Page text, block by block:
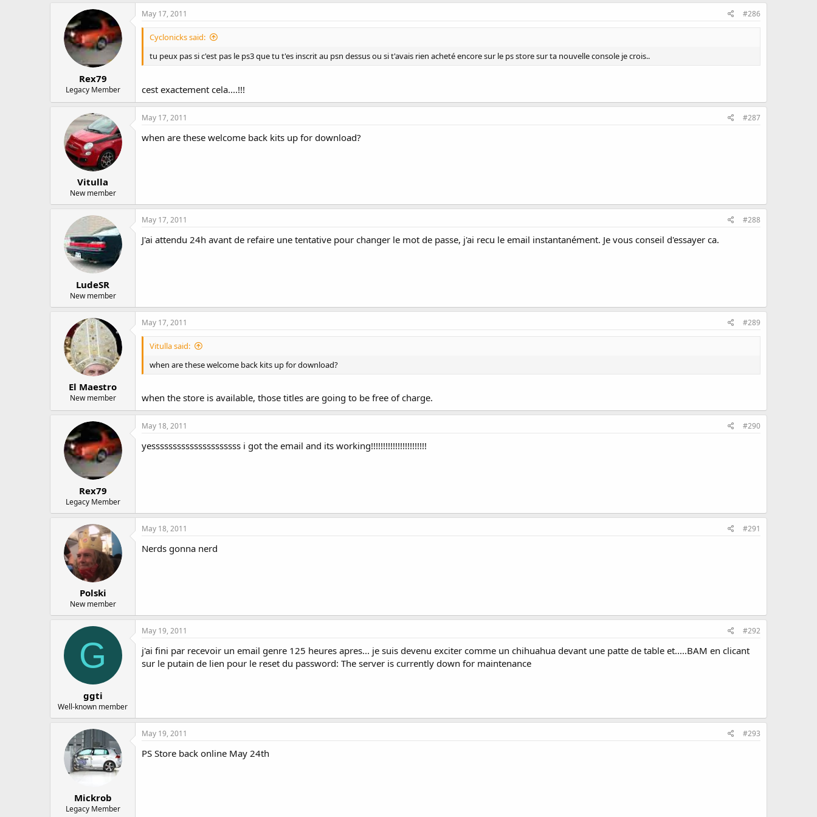
* You will have access to the PS Plus content planned for May for 30 days.
and premium avatars are yours to keep forever.
* For Germany, Pursuit Force and Killzone Liberation will be replaced with JUNGLE PARTY and Everybody's Golf 2 in the selection of PSP games.
Rex79
Legacy Member
May 17, 2011 #286
Cyclonicks said:
tu peux pas si c'est pas le ps3 que tu t'es inscrit au psn dessus ou si t'avais rien acheté encore sur le ps store sur ta nouvelle console je crois..
cest exactement cela....!!!
Vitulla
New member
May 17, 2011 #287
when are these welcome back kits up for download?
LudeSR
New member
May 17, 2011 #288
J'ai attendu 24h avant de refaire une tentative pour changer le mot de passe, j'ai recu le email instantanément. Je vous conseil d'essayer ca.
El Maestro
New member
May 17, 2011 #289
Vitulla said:
when are these welcome back kits up for download?
when the store is available, those titles are going to be free of charge.
Rex79
Legacy Member
May 18, 2011 #290
yesssssssssssssssssssss i got the email and its working!!!!!!!!!!!!!!!!!!!!!!!
Polski
New member
May 18, 2011 #291
Nerds gonna nerd
G
ggti
Well-known member
May 19, 2011 #292
j'ai fini par recevoir un email genre 125 heures apres... je suis devenu exciter comme un chihuahua devant une patte de table et.....BAM en clicant
sur le putain de lien pour le reset du password: The server is currently down for maintenance
Mickrob
Legacy Member
May 19, 2011 #293
PS Store back online May 24th